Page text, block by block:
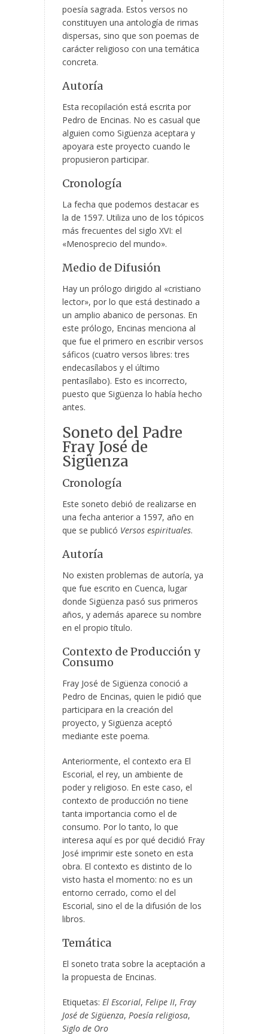
poesía sagrada. Estos versos no
constituyen una antología de rimas
dispersas, sino que son poemas de
carácter religioso con una temática
concreta.
Autoría
Esta recopilación está escrita por
Pedro de Encinas. No es casual que
alguien como Sigüenza aceptara y
apoyara este proyecto cuando le
propusieron participar.
Cronología
La fecha que podemos destacar es
la de 1597. Utiliza uno de los tópicos
más frecuentes del siglo XVI: el
«Menosprecio del mundo».
Medio de Difusión
Hay un prólogo dirigido al «cristiano
lector», por lo que está destinado a
un amplio abanico de personas. En
este prólogo, Encinas menciona al
que fue el primero en escribir versos
sáficos (cuatro versos libres: tres
endecasílabos y el último
pentasílabo). Esto es incorrecto,
puesto que Sigüenza lo había hecho
antes.
Soneto del Padre
Fray José de
Sigüenza
Cronología
Este soneto debió de realizarse en
una fecha anterior a 1597, año en
que se publicó Versos espirituales.
Autoría
No existen problemas de autoría, ya
que fue escrito en Cuenca, lugar
donde Sigüenza pasó sus primeros
años, y además aparece su nombre
en el propio título.
Contexto de Producción y
Consumo
Fray José de Sigüenza conoció a
Pedro de Encinas, quien le pidió que
participara en la creación del
proyecto, y Sigüenza aceptó
mediante este poema.
Anteriormente, el contexto era El
Escorial, el rey, un ambiente de
poder y religioso. En este caso, el
contexto de producción no tiene
tanta importancia como el de
consumo. Por lo tanto, lo que
interesa aquí es por qué decidió Fray
José imprimir este soneto en esta
obra. El contexto es distinto de lo
visto hasta el momento: no es un
entorno cerrado, como el del
Escorial, sino el de la difusión de los
libros.
Temática
El soneto trata sobre la aceptación a
la propuesta de Encinas.
Etiquetas: El Escorial, Felipe II, Fray
José de Sigüenza, Poesía religiosa,
Siglo de Oro